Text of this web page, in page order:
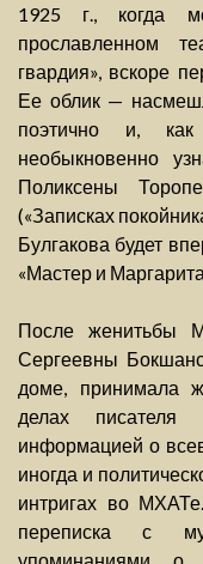
1925 г., когда
прославленном
гвардия», вскоре
Ее облик —
поэтично и,
необыкновенно
Поликсены
(«Записках
Булгакова будет
«Мастер и
После женитьбы
Сергеевны
доме, принимала
делах
информацией о
иногда и
интригах во
переписка с